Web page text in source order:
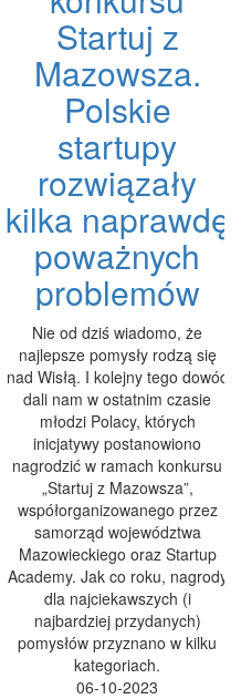
Startuj z
Mazowsza.
Polskie
startupy
rozwiązały
kilka naprawdę
poważnych
problemów
Nie od dziś wiadomo, że
najlepsze pomysły rodzą się
nad Wisłą. I kolejny tego dowód
dali nam w ostatnim czasie
młodzi Polacy, których
inicjatywy postanowiono
nagrodzić w ramach konkursu
„Startuj z Mazowsza”,
współorganizowanego przez
samorząd województwa
Mazowieckiego oraz Startup
Academy. Jak co roku, nagrody
dla najciekawszych (i
najbardziej przydanych)
pomysłów przyznano w kilku
kategoriach.
06-10-2023